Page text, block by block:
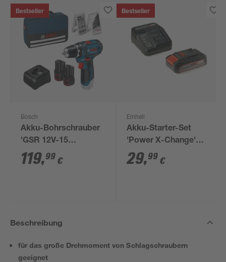
Bestseller
Bosch
Akku-Bohrschrauber
'GSR 12V-15
Professional' mit 2
Akkus, Tasche und
119,99 €
Bestseller
Einhell
Akku-Starter-Set
'Power X-Change'
Ladegerät und Akku
18 V 2,5 Ah
29,99 €
Beschreibung
für das große Drehmoment von Schlagschraubern
geeignet